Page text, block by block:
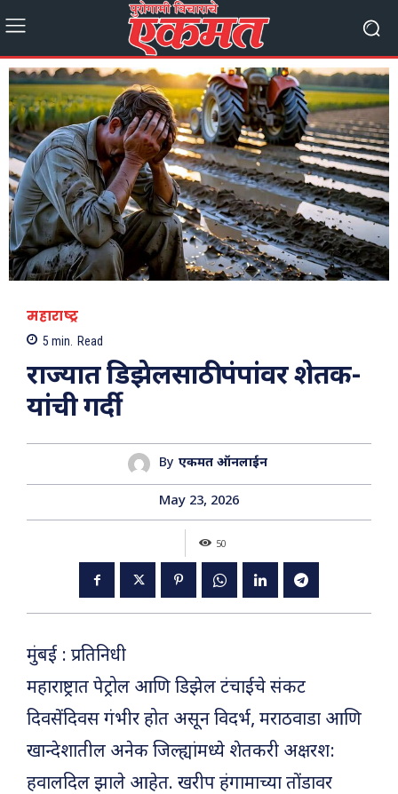
महाराष्ट्र
5 min. Read
राज्यात डिझेलसाठी पंपांवर शेतक-
यांची गर्दी
By एकमत ऑनलाईन
May 23, 2026
50
मुंबई : प्रतिनिधी
महाराष्ट्रात पेट्रोल आणि डिझेल टंचाईचे संकट
दिवसेंदिवस गंभीर होत असून विदर्भ, मराठवाडा आणि
खान्देशातील अनेक जिल्ह्यांमध्ये शेतकरी अक्षरश:
हवालदिल झाले आहेत. खरीप हंगामाच्या तोंडावर